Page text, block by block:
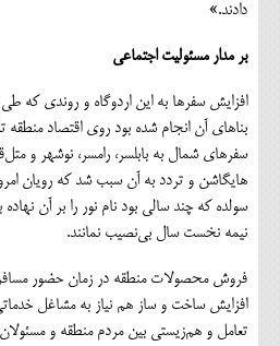
دادند.»
بر مدار مسئولیت اجتماعی
افزایش سفرها به این اردوگاه و روندی
بناهای آن انجام شده بود روی اقتصاد منطقه
سفرهای شمال به بابلسر، رامسر، نوشهر و
هایگاشن و تردد به آن سبب شد که رویان
سولده که چند سالی بود نام نور را بر آن نهاده
نیمه نخست سال بی‌نصیب نمانند.
فروش محصولات منطقه در زمان حضور
افزایش ساخت و ساز هم نیاز به مشاغل
تعامل و هم‌زیستی بین مردم منطقه و